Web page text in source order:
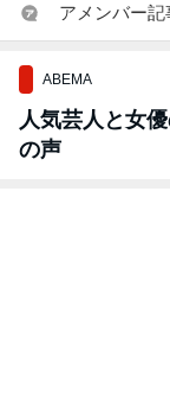
アメンバー記
ABEMA
人気芸人と女
の声